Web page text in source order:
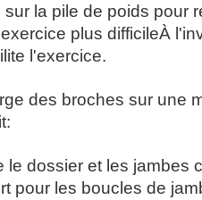
la pile de poids pour
plus difficileÀ
l'exercice.
des broches sur une
le dossier et les jambes
pour les boucles de